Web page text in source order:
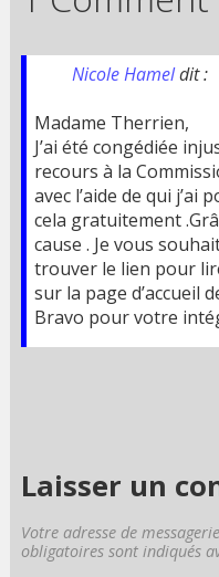
Nicole Hameldit :
Madame Therrien,
J’ai été congédiée
recours à la
avec l’aide de qui j’ai
cela gratuitement
cause . Je vous
trouver le lien pour
sur la page d’accueil
Bravo pour votre
Laisser un
Votre adresse de
obligatoires sont indiqués